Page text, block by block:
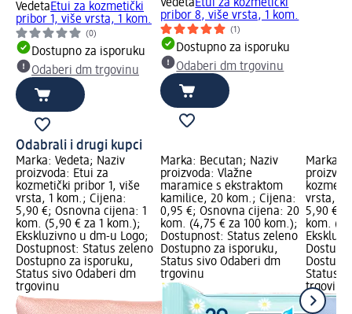
VedetaEtui za kozmetički
pribor 1, više vrsta, 1 kom.
(0)
Dostupno za isporuku
Odaberi dm trgovinu
VedetaEtui za kozmetički
pribor 8, više vrsta, 1 kom.
(1)
Dostupno za isporuku
Odaberi dm trgovinu
Odabrali i drugi kupci
Marka: Vedeta; Naziv
proizvoda: Etui za
kozmetički pribor 1, više
vrsta, 1 kom.; Cijena:
5,90 €; Osnovna cijena: 1
kom. (5,90 € za 1 kom.);
Ekskluzivno u dm-u Logo;
Dostupnost: Status zeleno
Dostupno za isporuku,
Status sivo Odaberi dm
trgovinu
Marka: Becutan; Naziv
proizvoda: Vlažne
maramice s ekstraktom
kamilice, 20 kom.; Cijena:
0,95 €; Osnovna cijena: 20
kom. (4,75 € za 100 kom.);
Dostupnost: Status zeleno
Dostupno za isporuku,
Status sivo Odaberi dm
trgovinu
Marka:
vrsta, 1
5,90 €;
kom.
Status
trgovinu